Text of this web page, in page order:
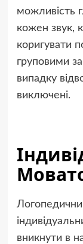
можливість
кожен звук,
коригувати
груповими
випадку
виключені.
вникнути в